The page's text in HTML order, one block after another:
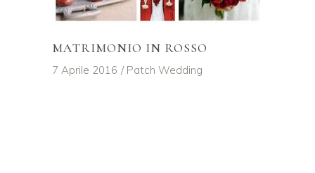
MATRIMONIO IN ROSSO
7 Aprile 2016 Patch Wedding